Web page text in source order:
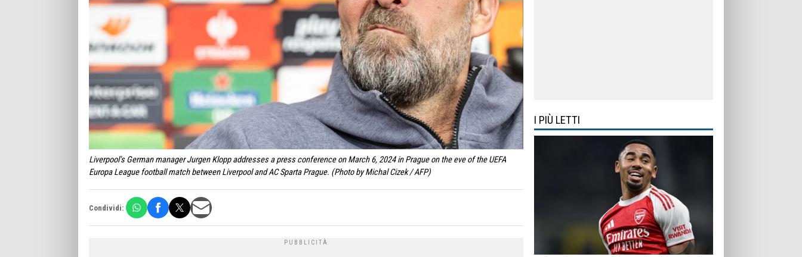
Liverpool's German manager Jurgen Klopp addresses a press conference on March 6, 2024 in Prague on the eve of the UEFA
Europa League football match between Liverpool and AC Sparta Prague. (Photo by Michal Cizek / AFP)
Condividi:
I PIÙ LETTI